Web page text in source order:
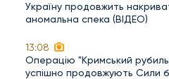
Україну продовжить
аномальна спека (ВІДЕО)
13:08
Операцію "Кримський
успішно продовжують Сили